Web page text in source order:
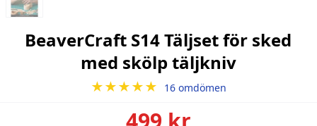
BeaverCraft S14 Täljset för sked
med skölp täljkniv
★★★★★ 16 omdömen